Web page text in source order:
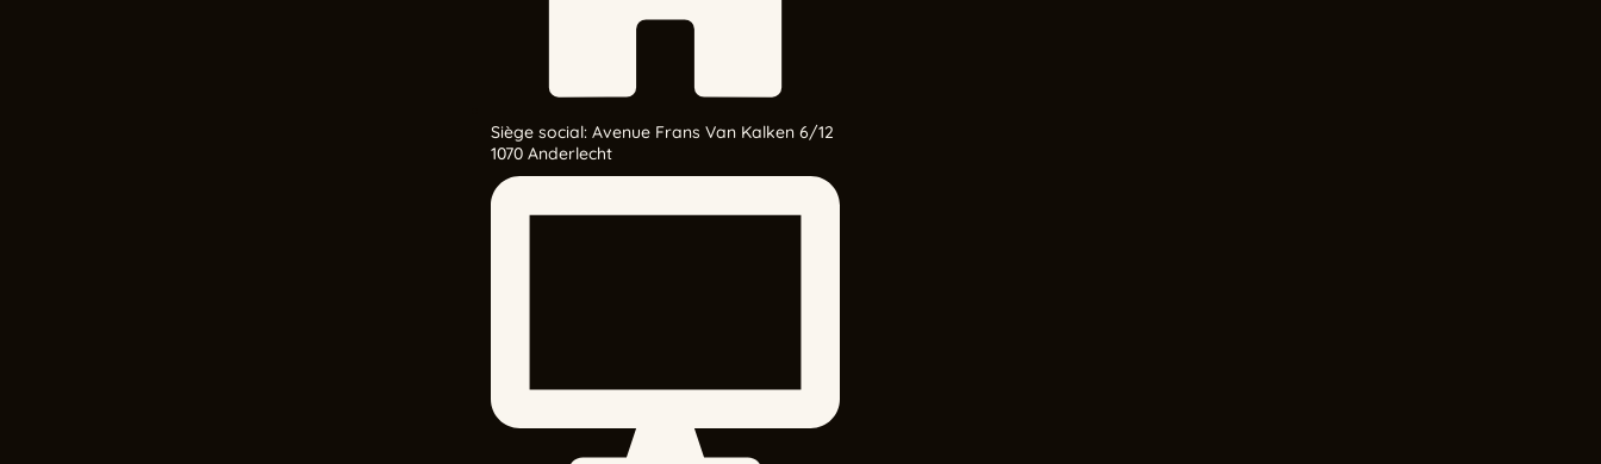
Siège social: Avenue Frans Van Kalken 6/12
1070 Anderlecht